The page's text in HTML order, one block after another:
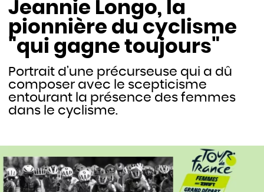
Jeannie Longo, la
pionnière du cyclisme
"qui gagne toujours"
Portrait d’une précurseuse qui a dû
composer avec le scepticisme
entourant la présence des femmes
dans le cyclisme.